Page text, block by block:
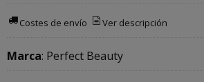
Costes de envío Ver descripción
Marca: Perfect Beauty